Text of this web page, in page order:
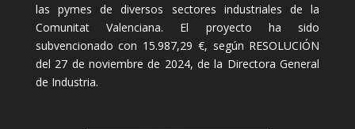
las pymes de diversos sectores industriales de la
Comunitat Valenciana. El proyecto ha sido
subvencionado con 15.987,29 €, según RESOLUCIÓN
del 27 de noviembre de 2024, de la Directora General
de Industria.